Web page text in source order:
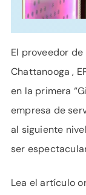
El proveedor
Chattanooga ,
en la primera
empresa de
al siguiente
ser
Lea el artículo